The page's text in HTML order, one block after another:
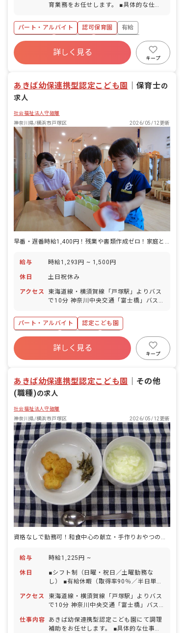
育業務をお任せします。 ■具体的な仕事
育業務全般
パート・アルバイト 認可保育園
有給
退職金制度
残業少なめ
産休育休制度
社会福祉法人
未経験歓迎
新卒も歓迎
詳しく見る
キープ
あきば幼保連携型認定こども園 保育士の
求人
社会福祉法人守破離
神奈川県/横浜市戸塚区
2026/05/12更新
早番・遅番時給1,400円！残業や書類作成ゼロ！家庭との両立も可能
給与 時給1,293円 ~ 1,500円
休日 土日祝休み
アクセス
東海道線・横須賀線「戸塚駅」よりバス
で10分 神奈川中央交通「富士橋」バス
パート・アルバイト
認定こども園
社会保険完備
土日祝休み
有給
社会福祉法人
時短勤務可
詳しく見る
キープ
あきば幼保連携型認定こども園
その他
(職種)の求人
社会福祉法人守破離
神奈川県/横浜市戸塚区
2026/05/12更新
資格なしで勤務可！和食中心の献立・手作りおやつの給食を提供するお仕事
給与 時給1,225円 ~
休日
■シフト制（日曜・祝日／土曜勤務な
し） ■有給休暇（取得率90％／半日単位
年末年始休暇（6日間） ■慶弔休暇 ■産
前産後・育児休暇（取得率・復帰率とも
に100％） ■介護・看護休暇
アクセス
東海道線・横須賀線「戸塚駅」よりバス
で10分 神奈川中央交通「富士橋」バス
OK（無料駐輪場完備）
仕事内容
あきば幼保連携型認定こども園にて調理
補助をお任せします。 ■具体的な仕事内